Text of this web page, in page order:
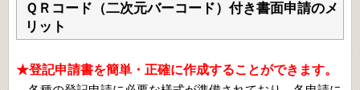
ＱＲコード（二次元バーコード）付き書面申請のメ
リット
★登記申請書を簡単・正確に作成することができます。